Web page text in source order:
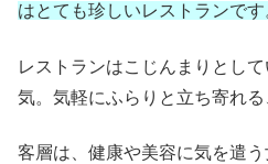
はとても珍しいレストランです
レストランはこじんまりとし
気。気軽にふらりと立ち寄れる
客層は、健康や美容に気を遣